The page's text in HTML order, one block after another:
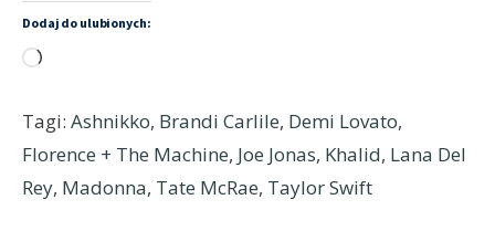
Dodaj do ulubionych:
Wczytywanie…
Tagi: Ashnikko, Brandi Carlile, Demi Lovato,
Florence + The Machine, Joe Jonas, Khalid, Lana Del
Rey, Madonna, Tate McRae, Taylor Swift